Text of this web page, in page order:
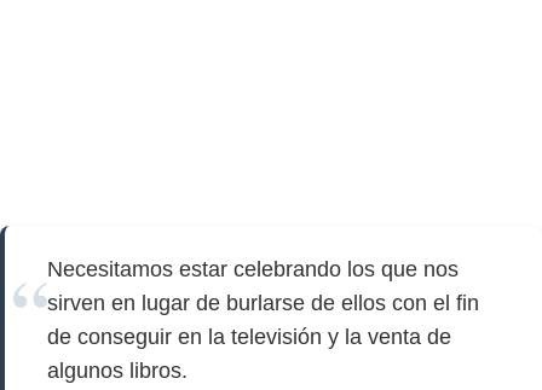
Necesitamos estar celebrando los que nos
sirven en lugar de burlarse de ellos con el fin
de conseguir en la televisión y la venta de
algunos libros.